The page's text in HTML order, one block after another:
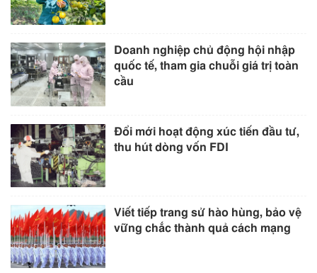
Doanh nghiệp chủ động hội nhập
quốc tế, tham gia chuỗi giá trị toàn
cầu
Đổi mới hoạt động xúc tiến đầu tư,
thu hút dòng vốn FDI
Viết tiếp trang sử hào hùng, bảo vệ
vững chắc thành quả cách mạng